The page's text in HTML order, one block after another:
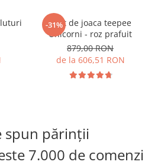
-31%
Cort de joaca teepee
Unicorni - roz prafuit
879,00 RON
de la 606,51 RON
spun părinții
7.000 de comenzi